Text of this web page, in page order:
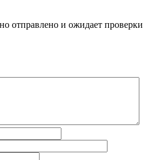
отправлено и ожидает проверки